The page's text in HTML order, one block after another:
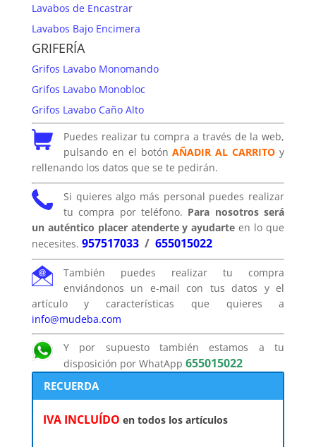
Lavabos de Encastrar
Lavabos Bajo Encimera
GRIFERÍA
Grifos Lavabo Monomando
Grifos Lavabo Monobloc
Grifos Lavabo Caño Alto
Puedes realizar tu compra a través de la web,
pulsando en el botónAÑADIR AL CARRITO y
rellenando los datos que se te pedirán.
Si quieres algo más personal puedes realizar
tu compra por teléfono. Para nosotros será
un auténtico placer atenderte y ayudarte en lo que
necesites. 957517033/ 655015022
También puedes realizar tu compra
enviándonos un e-mail con tus datos y el
artículo y características que quieres a
info@mudeba.com
Y por supuesto también estamos a tu
disposición por WhatApp 655015022
RECUERDA
IVA INCLUÍDO en todos los artículos